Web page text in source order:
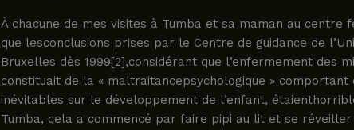
À chacune de mes visites à Tumba et sa maman au centre
que lesconclusions prises par le Centre de guidance de
Bruxelles dès 1999[2],considérant que l’enfermement des
constituait de la « maltraitancepsychologique » comportant
inévitables sur le développement de l’enfant,
Tumba, cela a commencé par faire pipi au lit et se réveiller